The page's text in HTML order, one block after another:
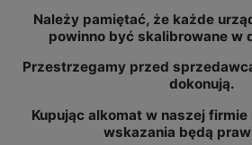
Należy pamiętać, że każde
powinno być skalibrowane w
Przestrzegamy przed
dokonują.
Kupując alkomat w naszej
wskazania będą